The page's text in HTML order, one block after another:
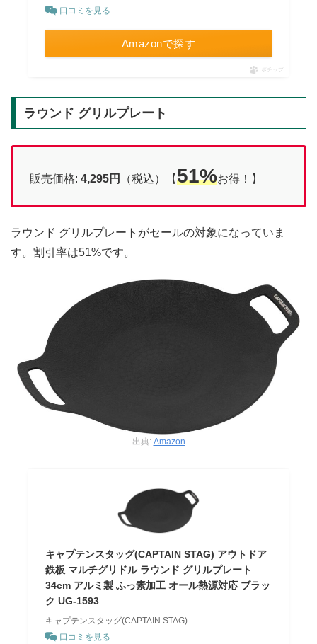
口コミを見る
Amazonで探す
ポチップ
ラウンド グリルプレート
販売価格: 4,295円 （税込）【51%お得！】
ラウンド グリルプレートがセールの対象になっていま
す。割引率は51%です。
出典: Amazon
キャプテンスタッグ(CAPTAIN STAG) アウトドア
鉄板 マルチグリドル ラウンド グリルプレート
34cm アルミ製 ふっ素加工 オール熱源対応 ブラッ
ク UG-1593
キャプテンスタッグ(CAPTAIN STAG)
口コミを見る